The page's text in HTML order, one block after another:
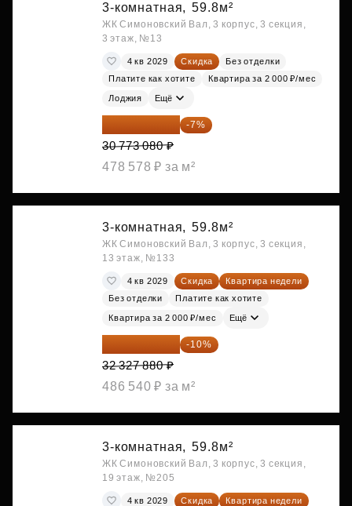
3-комнатная, 59.8м²
ЖК Симоновский Вал, 3 корпус, 3 секция,
3 этаж, №13
4 кв 2029 Скидка
Без отделки
Платите как хотите
Квартира за 2 000 ₽/мес
Лоджия Ещё
28 618 964 ₽ -7%
30 773 080 ₽
478 578 ₽ за м²
3-комнатная, 59.8м²
ЖК Симоновский Вал, 3 корпус, 3 секция,
13 этаж, №133
4 кв 2029 Скидка
Квартира недели
Без отделки
Платите как хотите
Квартира за 2 000 ₽/мес Ещё
29 095 092 ₽ -10%
32 327 880 ₽
486 540 ₽ за м²
3-комнатная, 59.8м²
ЖК Симоновский Вал, 3 корпус, 3 секция,
19 этаж, №205
4 кв 2029 Скидка
Квартира недели